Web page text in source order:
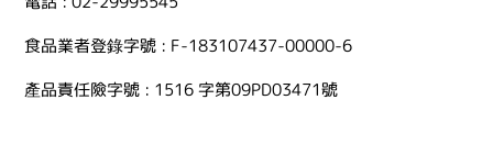
食品業者登錄字號 : F-183107437-00000-6
產品責任險字號 : 1516 字第09PD03471號